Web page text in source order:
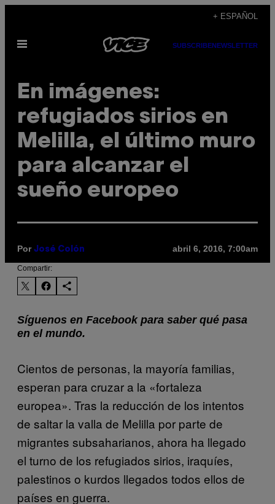
contenido
+ ESPAÑOL
Abrir
SUBSCRIBENEWSLETTER
En imágenes:
refugiados sirios en
Melilla, el último muro
para alcanzar el
sueño europeo
Por José Colón abril 6, 2016, 7:00am
Compartir:
Síguenos en Facebook para saber qué pasa
en el mundo.
Cientos de personas, la mayoría familias,
esperan para cruzar a la «fortaleza
europea». Tras la reducción de los intentos
de saltar la valla de Melilla por parte de
migrantes subsaharianos, ahora ha llegado
el turno de los refugiados sirios, iraquíes,
palestinos o kurdos llegados todos ellos de
países en guerra.